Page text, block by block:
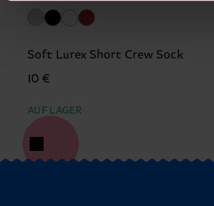
Soft Lurex Short Crew Sock
10 €
AUF LAGER